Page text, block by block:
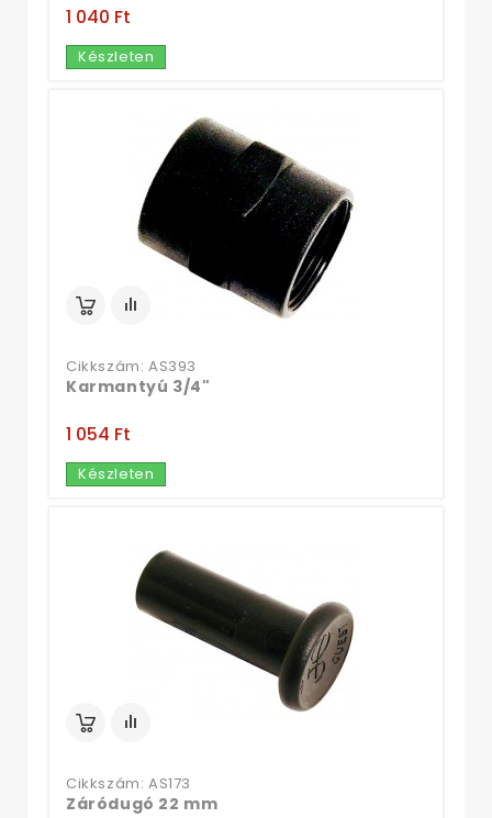
1 040 Ft‎
Készleten
Cikkszám: AS393
Karmantyú 3/4"
1 054 Ft‎
Készleten
Cikkszám: AS173
Záródugó 22 mm